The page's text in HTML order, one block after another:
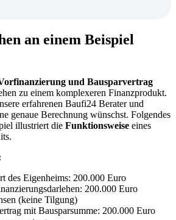
an einem Beispiel
und Bausparvertrag
zu einem komplexeren Finanzprodukt.
erfahrenen Baufi24 Berater und
genaue Berechnung wünschst. Folgendes
illustriert die Funktionsweise eines
des Eigenheims: 200.000 Euro
200.000 Euro
(keine Tilgung)
mit Bausparsumme: 200.000 Euro